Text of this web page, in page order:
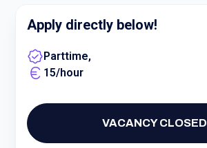
Apply directly below!
Parttime,
15/hour
VACANCY CLOSED